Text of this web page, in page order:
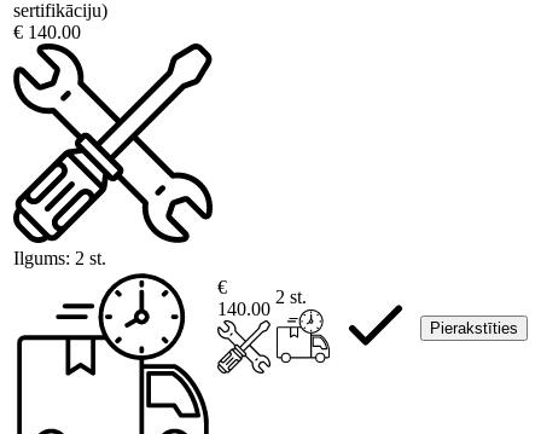
sertifikāciju)
€ 140.00
Ilgums: 2 st.
€
140.00
2 st.
Pierakstīties